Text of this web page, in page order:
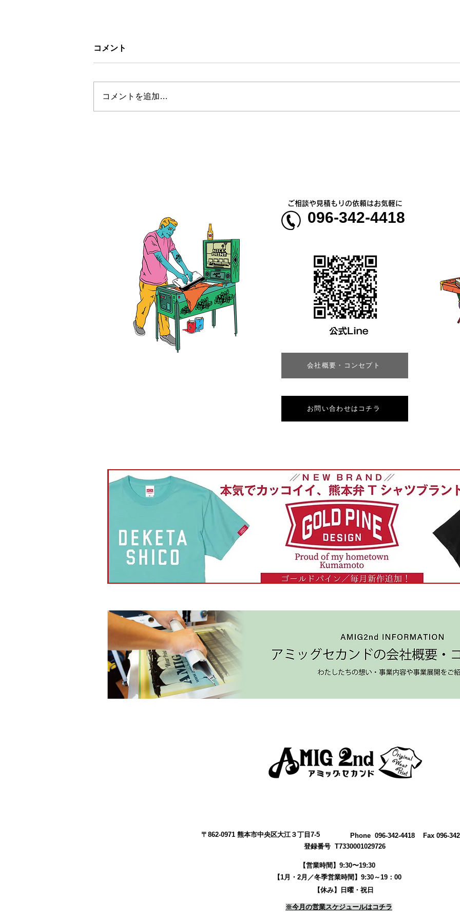
お盆休みについて
コメント
コメントを追加…
会社概要・コンセプト
ご相談や見積もりの依頼はお気軽に
096-342-4418
お問い合わせはコチラ
〒862-0971 熊本市中央区大江３丁目7-5
登録番号 T7330001029726
​Phone 096-342-4418 Fax 096-
【営業時間】9:30〜19:30
【1月・2月／冬季営業時間】9:30～19：00
【休み】日曜・祝日
※今月の営業スケジュールはコチラ